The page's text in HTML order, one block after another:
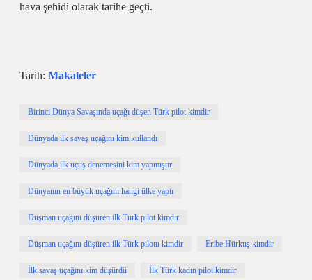
hava şehidi olarak tarihe geçti.
Tarih: Makaleler
Birinci Dünya Savaşında uçağı düşen Türk pilot kimdir
Dünyada ilk savaş uçağını kim kullandı
Dünyada ilk uçuş denemesini kim yapmıştır
Dünyanın en büyük uçağını hangi ülke yaptı
Düşman uçağını düşüren ilk Türk pilot kimdir
Düşman uçağını düşüren ilk Türk pilotu kimdir Eribe Hürkuş kimdir
İlk savaş uçağını kim düşürdü İlk Türk kadın pilot kimdir